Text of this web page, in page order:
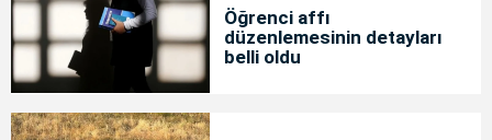
Öğrenci affı
düzenlemesinin detayları
belli oldu